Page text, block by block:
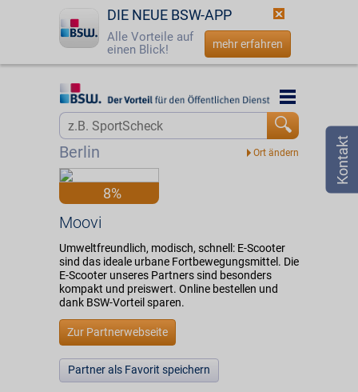
DIE NEUE BSW-APP
Alle Vorteile auf
einen Blick!
mehr erfahren
Startseite
Jetzt BSW-Mitglied werden
Login
Berlin
Startseite
Vorteilswelt
8%
Moovi
Umweltfreundlich, modisch, schnell: E-Scooter
sind das ideale urbane Fortbewegungsmittel. Die
E-Scooter unseres Partners sind besonders
kompakt und preiswert. Online bestellen und
dank BSW-Vorteil sparen.
Zur Partnerwebseite
Partner als Favorit speichern